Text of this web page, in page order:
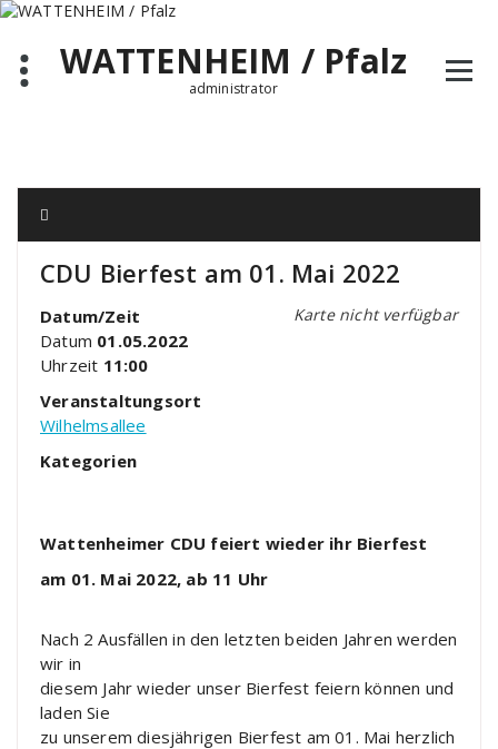
Zum
springenWATTENHEIM / Pfalz
administrator
CDU Bierfest am 01. Mai 2022
Karte nicht verfügbar
Datum/Zeit
Datum 01.05.2022
Uhrzeit 11:00
Veranstaltungsort
Wilhelmsallee
Kategorien
Wattenheimer CDU feiert wieder ihr Bierfest
am 01. Mai 2022, ab 11 Uhr
Nach 2 Ausfällen in den letzten beiden Jahren werden
wir in
diesem Jahr wieder unser Bierfest feiern können und
laden Sie
zu unserem diesjährigen Bierfest am 01. Mai herzlich